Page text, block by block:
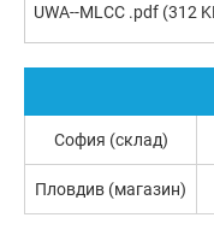
UWA--MLCC .pdf (312
София (склад)
Пловдив (магазин)